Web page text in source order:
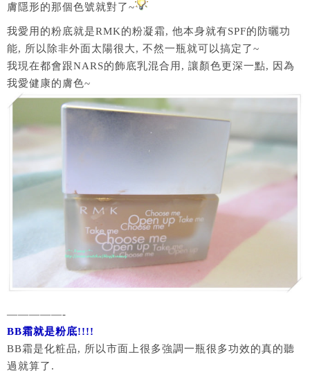
膚隱形的那個色號就對了~
我愛用的粉底就是RMK的粉凝霜, 他本身就有SPF的防曬功
能, 所以除非外面太陽很大, 不然一瓶就可以搞定了~
我現在都會跟NARS的飾底乳混合用, 讓顏色更深一點, 因為
我愛健康的膚色~
—————-
BB霜就是粉底!!!!
BB霜是化粧品, 所以市面上很多強調一瓶很多功效的真的聽
過就算了.